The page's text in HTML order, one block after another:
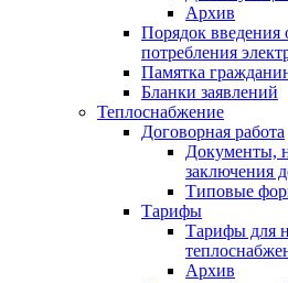
Архив
Порядок введения
потребления
Памятка
Бланки заявлений
Теплоснабжение
Договорная работа
Документы,
заключения
Типовые
Тарифы
Тарифы для
Архив